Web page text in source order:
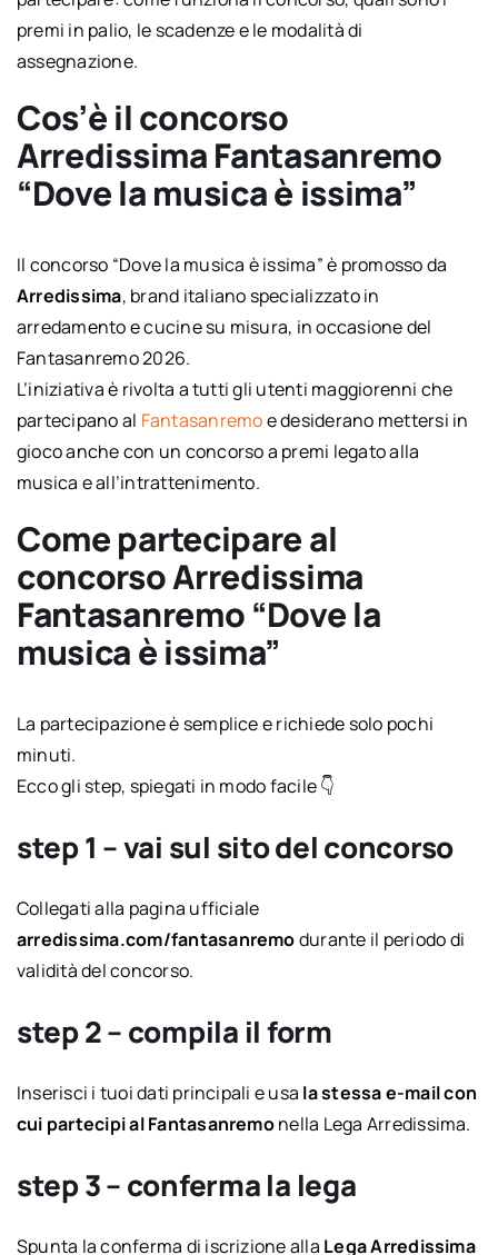
premi in palio, le scadenze e le modalità di
assegnazione.
Cos’è il concorso
Arredissima Fantasanremo
“Dove la musica è issima”
Il concorso “Dove la musica è issima” è promosso da
Arredissima, brand italiano specializzato in
arredamento e cucine su misura, in occasione del
Fantasanremo 2026.
L’iniziativa è rivolta a tutti gli utenti maggiorenni che
partecipano al Fantasanremoe desiderano mettersi in
gioco anche con un concorso a premi legato alla
musica e all’intrattenimento.
Come partecipare al
concorso Arredissima
Fantasanremo “Dove la
musica è issima”
La partecipazione è semplice e richiede solo pochi
minuti.
Ecco gli step, spiegati in modo facile 👇
step 1 – vai sul sito del concorso
Collegati alla pagina ufficiale
arredissima.com/fantasanremodurante il periodo di
validità del concorso.
step 2 – compila il form
Inserisci i tuoi dati principali e usa la stessa e-mail con
cui partecipi al Fantasanremonella Lega Arredissima.
step 3 – conferma la lega
Spunta la conferma di iscrizione alla Lega Arredissima